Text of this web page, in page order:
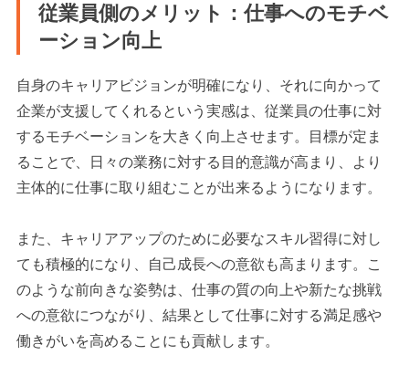
従業員側のメリット：仕事へのモチベ
ーション向上
自身のキャリアビジョンが明確になり、それに向かって
企業が支援してくれるという実感は、従業員の仕事に対
するモチベーションを大きく向上させます。目標が定ま
ることで、日々の業務に対する目的意識が高まり、より
主体的に仕事に取り組むことが出来るようになります。
また、キャリアアップのために必要なスキル習得に対し
ても積極的になり、自己成長への意欲も高まります。こ
のような前向きな姿勢は、仕事の質の向上や新たな挑戦
への意欲につながり、結果として仕事に対する満足感や
働きがいを高めることにも貢献します。